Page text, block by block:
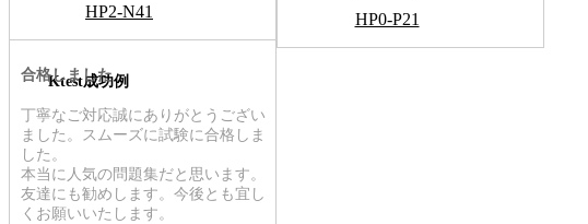
HP2-N41
HP0-P21
Ktest成功例
合格しました
丁寧なご対応誠にありがとうござい
ました。スムーズに試験に合格しま
した。
本当に人気の問題集だと思います。
友達にも勧めします。今後とも宜し
くお願いいたします。